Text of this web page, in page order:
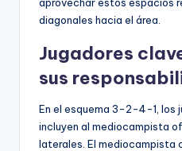
diagonales hacia el área.
Jugadores
sus
En el esquema 3-2-4-1, los
incluyen al mediocampista
laterales. El mediocampista